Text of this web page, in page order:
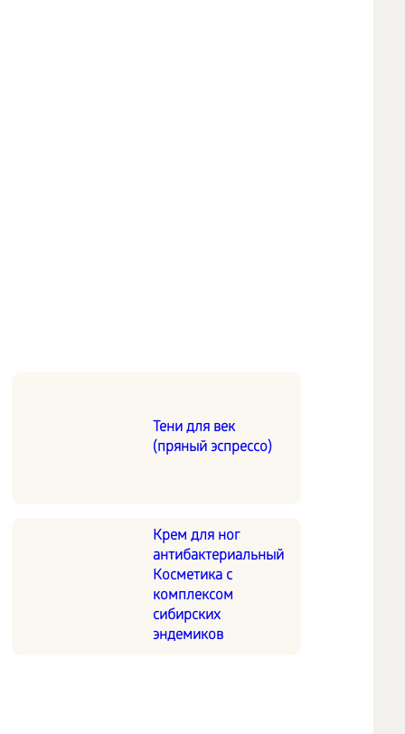
концентрат
«МОДЕЛИРОВАНИЕ
И ЛИФТИНГ»
Крем для ног
антибактериальный
Косметика с
комплексом
сибирских
эндемиков
Тени для век
(пряный эспрессо)